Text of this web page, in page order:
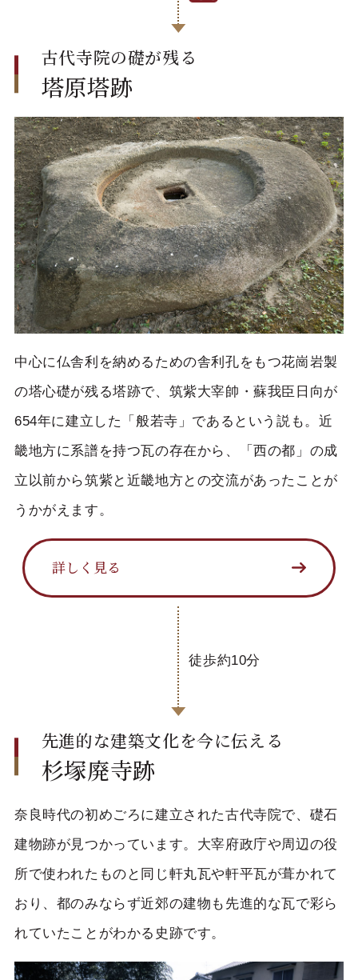
古代寺院の礎が残る
塔原塔跡
中心に仏舎利を納めるための舎利孔をもつ花崗岩製
の塔心礎が残る塔跡で、筑紫大宰帥・蘇我臣日向が
654年に建立した「般若寺」であるという説も。近
畿地方に系譜を持つ瓦の存在から、「西の都」の成
立以前から筑紫と近畿地方との交流があったことが
うかがえます。
詳しく見る
徒歩約10分
先進的な建築文化を今に伝える
杉塚廃寺跡
奈良時代の初めごろに建立された古代寺院で、礎石
建物跡が見つかっています。大宰府政庁や周辺の役
所で使われたものと同じ軒丸瓦や軒平瓦が葺かれて
おり、都のみならず近郊の建物も先進的な瓦で彩ら
れていたことがわかる史跡です。